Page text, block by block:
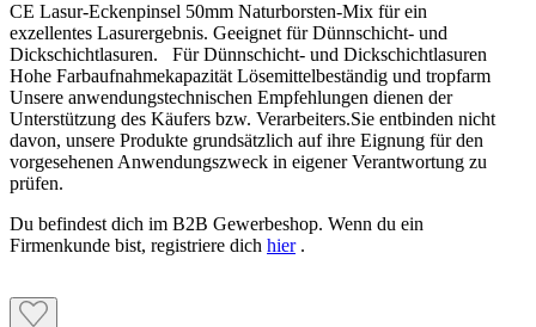
CE Lasur-Eckenpinsel 50mm Naturborsten-Mix für ein
exzellentes Lasurergebnis. Geeignet für Dünnschicht- und
Dickschichtlasuren. Für Dünnschicht- und Dickschichtlasuren
Hohe Farbaufnahmekapazität Lösemittelbeständig und tropfarm
Unsere anwendungstechnischen Empfehlungen dienen der
Unterstützung des Käufers bzw. Verarbeiters.Sie entbinden nicht
davon, unsere Produkte grundsätzlich auf ihre Eignung für den
vorgesehenen Anwendungszweck in eigener Verantwortung zu
prüfen.
Du befindest dich im B2B Gewerbeshop. Wenn du ein
Firmenkunde bist, registriere dich hier.